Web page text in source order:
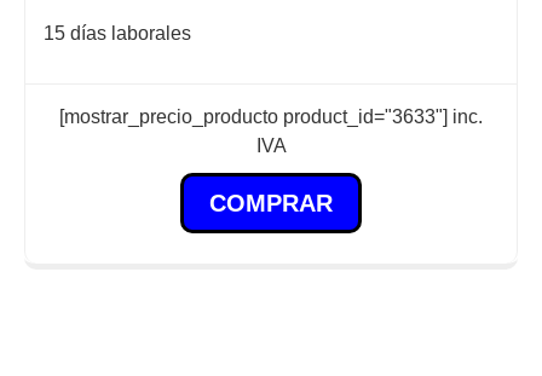
15 días laborales
[mostrar_precio_producto product_id="3633"] inc.
IVA
COMPRAR